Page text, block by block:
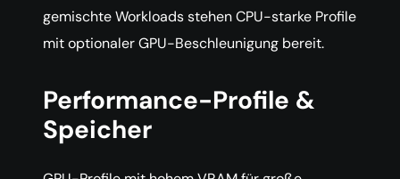
gemischte Workloads stehen CPU-starke Profile
mit optionaler GPU-Beschleunigung bereit.
Performance-Profile &
Speicher